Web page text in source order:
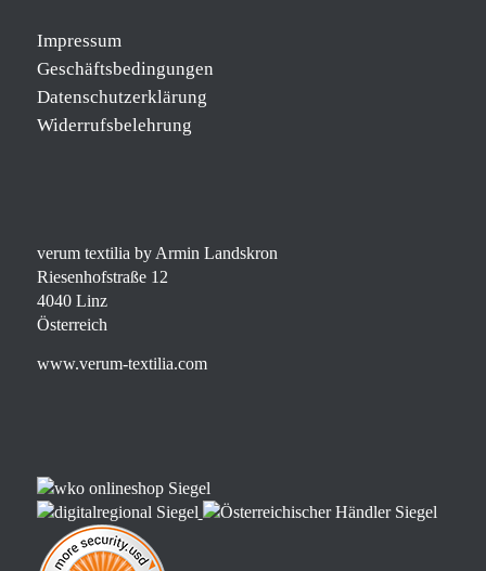
Impressum
Geschäftsbedingungen
Datenschutzerklärung
Widerrufsbelehrung
verum textilia by Armin Landskron
Riesenhofstraße 12
4040 Linz
Österreich
www.verum-textilia.com